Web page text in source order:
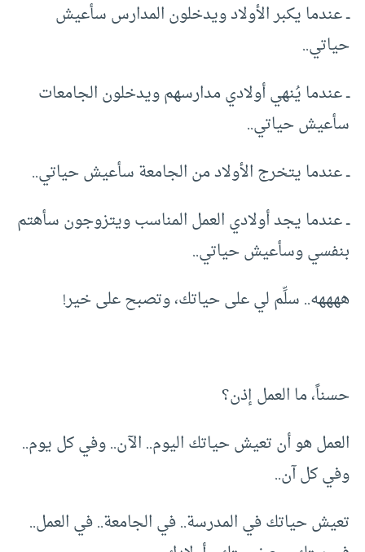
ــ عندما يكبر الأولاد ويدخلون المدارس سأعيش
حياتي..
ــ عندما يُنهي أولادي مدارسهم ويدخلون الجامعات
سأعيش حياتي..
ــ عندما يتخرج الأولاد من الجامعة سأعيش حياتي..
ــ عندما يجد أولادي العمل المناسب ويتزوجون سأهتم
بنفسي وسأعيش حياتي..
ههههه.. سلِّم لي على حياتك، وتصبح على خير!
حسناً، ما العمل إذن؟
العمل هو أن تعيش حياتك اليوم.. الآن.. وفي كل يوم..
وفي كل آن..
تعيش حياتك في المدرسة.. في الجامعة.. في العمل..